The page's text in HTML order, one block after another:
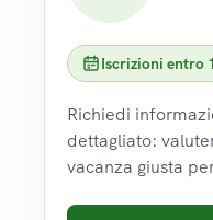
Iscrizioni entro
Richiedi
dettagliato:
vacanza giusta